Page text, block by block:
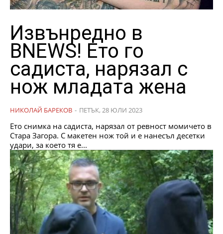
Извънредно в
BNEWS! Ето го
садиста, нарязал с
нож младата жена
НИКОЛАЙ БАРЕКОВ - ПЕТЪК, 28 ЮЛИ 2023
Ето снимка на садиста, нарязал от ревност момичето в
Стара Загора. С макетен нож той и е нанесъл десетки
удари, за което тя е...